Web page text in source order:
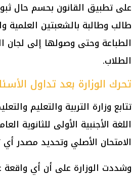
طالب وطالبة بالشعبتين العلمية
الطباعة وحتى وصولها إلى لجان
الطلاب.
تحرك الوزارة بعد تداول
تتابع وزارة التربية والتعليم
اللغة الأجنبية الأولى للثانوية
الامتحان الأصلي وتحديد مصدر
وشددت الوزارة على أن أي